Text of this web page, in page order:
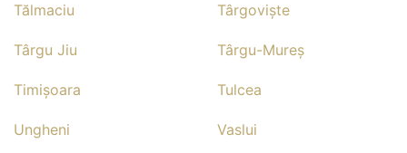
Tălmaciu Târgovişte
Târgu Jiu Târgu-Mureş
Timişoara Tulcea
Ungheni Vaslui